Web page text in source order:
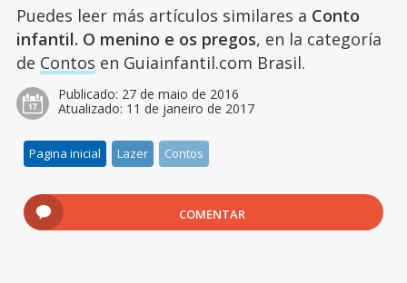
Puedes leer más artículos similares a Conto
infantil. O menino e os pregos, en la categoría
de Contos en Guiainfantil.com Brasil.
Publicado: 27 de maio de 2016
Atualizado: 11 de janeiro de 2017
Pagina inicial Lazer Contos
COMENTAR